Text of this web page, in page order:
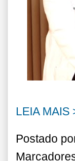
LEIA MAIS
Postado